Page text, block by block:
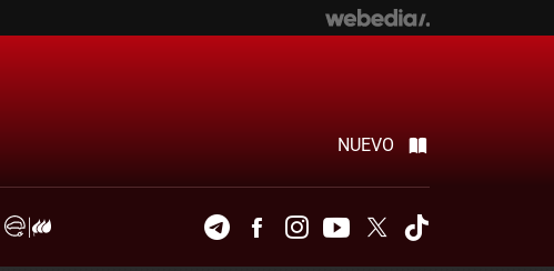
NUEVO
TelegramFacebookInstagramYoutubeTwitter